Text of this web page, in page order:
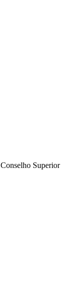
Conselho Superior